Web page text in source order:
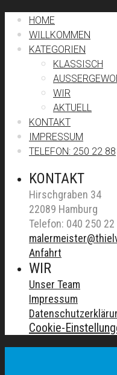
HOME
WILLKOMMEN
KATEGORIEN
KLASSISCH
WIR
AKTUELL
KONTAKT
IMPRESSUM
TELEFON: 250 22 88
KONTAKT
Hirschgraben 34
22089 Hamburg
Telefon: 040 250 22
Anfahrt
WIR
Unser Team
Impressum
Cookie-